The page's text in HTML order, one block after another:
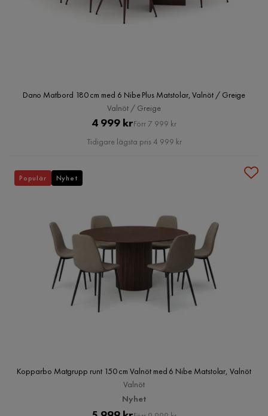
Dano Matbord 180 cm med 6 Nibe Plus Matstolar, Valnöt / Greige
Valnöt / Greige
Pris
4 999 krOriginal
Pris
Förr 7 999 kr
Tidigare lägsta pris 4 999 kr
Kopparbo Matgrupp runt 150 cm Valnöt med 6 Nibe Matstolar, Valnöt
Valnöt
Nyhet
Populär Nyhet